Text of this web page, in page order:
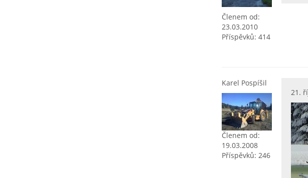
Členem od:
23.03.2010
Příspěvků: 414
Karel Pospíšil
Členem od:
19.03.2008
Příspěvků: 246
21.